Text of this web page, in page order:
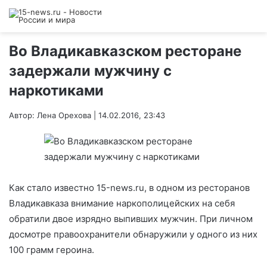
Во Владикавказском ресторане
задержали мужчину с
наркотиками
Автор: Лена Орехова | 14.02.2016, 23:43
Как стало известно 15-news.ru, в одном из ресторанов
Владикавказа внимание наркополицейских на себя
обратили двое изрядно выпивших мужчин. При личном
досмотре правоохранители обнаружили у одного из них
100 грамм героина.